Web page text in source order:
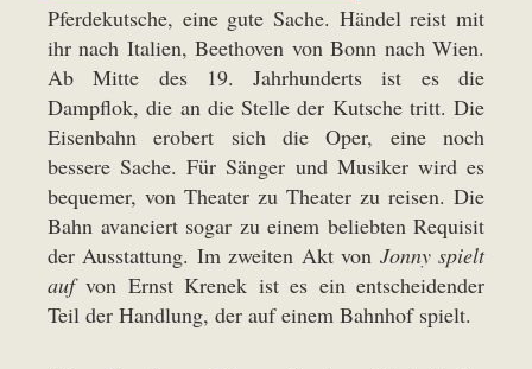
Pferdekutsche, eine gute Sache. Händel reist mit
ihr nach Italien, Beethoven von Bonn nach Wien.
Ab Mitte des 19. Jahrhunderts ist es die
Dampflok, die an die Stelle der Kutsche tritt. Die
Eisenbahn erobert sich die Oper, eine noch
bessere Sache. Für Sänger und Musiker wird es
bequemer, von Theater zu Theater zu reisen. Die
Bahn avanciert sogar zu einem beliebten Requisit
der Ausstattung. Im zweiten Akt von Jonny spielt
aufvon Ernst Krenek ist es ein entscheidender
Teil der Handlung, der auf einem Bahnhof spielt.